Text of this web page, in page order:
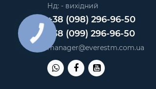
Нд: - вихідний
+38 (098) 296-96-50
+38 (099) 296-96-50
manager@everestm.com.ua